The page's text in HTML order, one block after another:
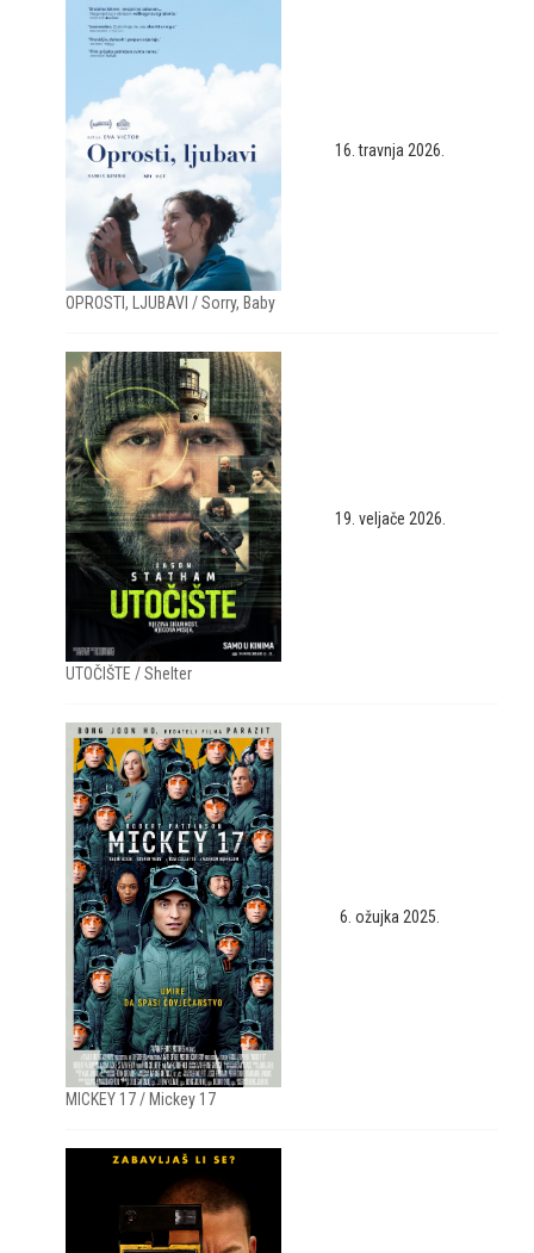
OPROSTI, LJUBAVI / Sorry, Baby
16. travnja 2026.
UTOČIŠTE / Shelter
19. veljače 2026.
MICKEY 17 / Mickey 17
6. ožujka 2025.